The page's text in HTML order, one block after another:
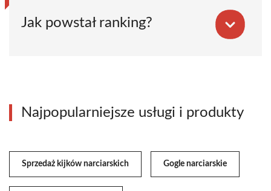
Jak powstał ranking?
Najpopularniejsze usługi i produkty
Sprzedaż kijków narciarskich Gogle narciarskie